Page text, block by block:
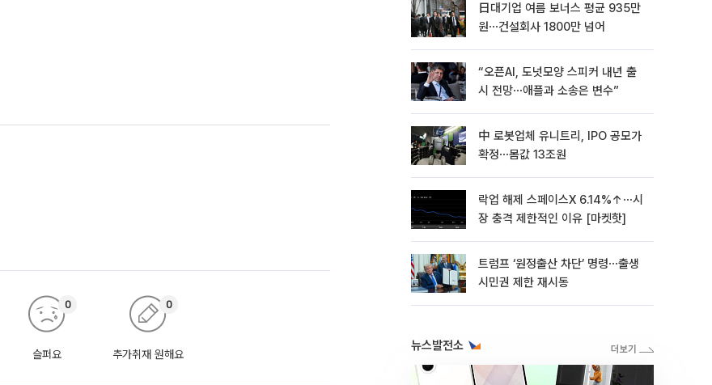
슬퍼요
0
추가취재 원해요
0
日대기업 여름 보너스 평균 935만
원⋯건설회사 1800만 넘어
“오픈AI, 도넛모양 스피커 내년 출
시 전망⋯애플과 소송은 변수”
中 로봇업체 유니트리, IPO 공모가
확정⋯몸값 13조원
락업 해제 스페이스X 6.14%↑⋯시
장 충격 제한적인 이유 [마켓핫]
트럼프 ‘원정출산 차단’ 명령⋯출생
시민권 제한 재시동
뉴스발전소